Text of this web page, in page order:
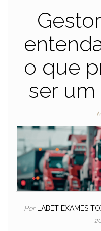
o que
ser um
Por LABET EXAMES